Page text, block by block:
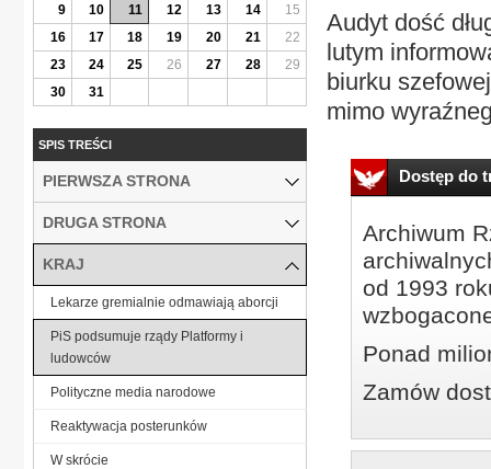
Audyt dość
lutym
biurku
mimo
Dostęp do
Archiwum
od 1993
Ponad
Zamów
9
10 11 12 13 14
15
16
17 18 19 20 21
22
23
24 25 26 27 28
29
30
31
SPIS TREŚCI
PIERWSZA STRONA
DRUGA STRONA
KRAJ
Lekarze gremialnie odmawiają aborcji
PiS podsumuje rządy Platformy i
ludowców
Polityczne media narodowe
Reaktywacja posterunków
W skrócie